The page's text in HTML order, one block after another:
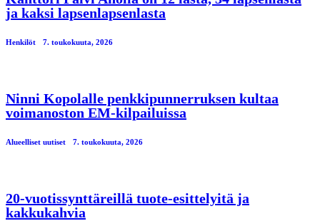
ja kaksi lapsenlapsenlasta
Henkilöt 7. toukokuuta, 2026
Ninni Kopolalle penkkipunnerruksen kultaa
voimanoston EM-kilpailuissa
Alueelliset uutiset 7. toukokuuta, 2026
20-vuotissynttäreillä tuote-esittelyitä ja
kakkukahvia